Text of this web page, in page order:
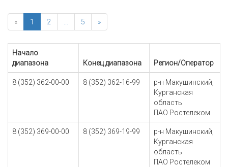
« 1 2 5 »
Начало
диапазона
Конец диапазона Регион/Оператор
8 (352) 362-00-00 8 (352) 362-16-99
р-н Макушинский,
Курганская
область
ПАО Ростелеком
8 (352) 369-00-00 8 (352) 369-19-99
р-н Макушинский,
Курганская
область
ПАО Ростелеком